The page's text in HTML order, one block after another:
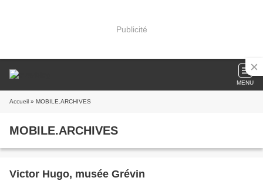
Publicité
MENU
Accueil » MOBILE.ARCHIVES
MOBILE.ARCHIVES
Victor Hugo, musée Grévin